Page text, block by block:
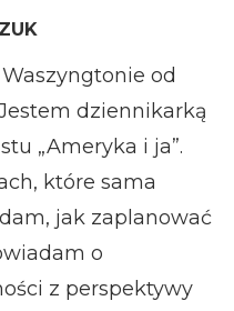
od
dziennikarką
„Ameryka i ja”.
które sama
jak zaplanować
o
z perspektywy